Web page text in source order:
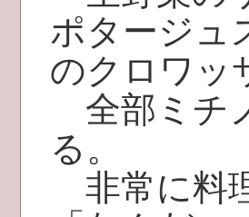
ポタージュ
のクロワッ
全部ミチ
る。
非常に料